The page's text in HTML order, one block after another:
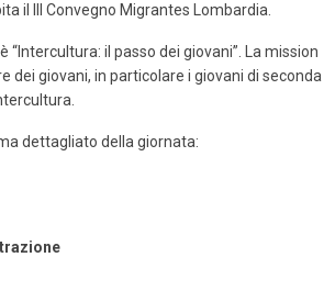
il III Convegno Migrantes Lombardia.
“Intercultura: il passo dei giovani”. La mission
dei giovani, in particolare i giovani di seconda
dettagliato della giornata: